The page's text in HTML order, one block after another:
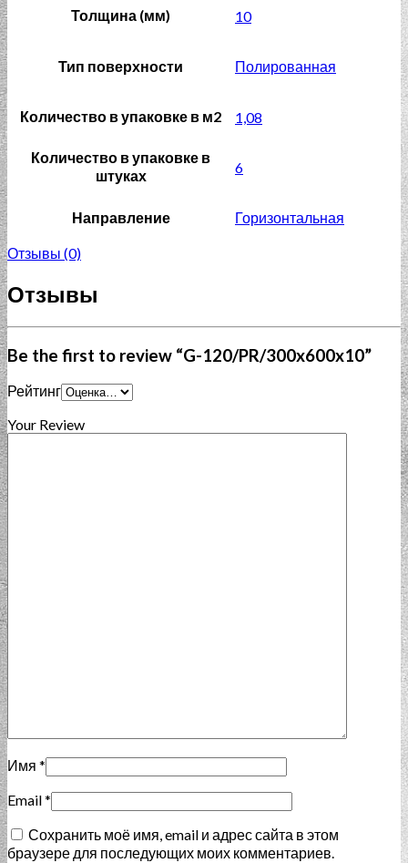
Толщина (мм) 10
Тип поверхности Полированная
Количество в упаковке в м2 1,08
Количество в упаковке в
штуках
6
Направление Горизонтальная
Отзывы (0)
Отзывы
Be the first to review “G-120/PR/300x600x10”
Рейтинг
Your Review
Имя *
Email*
Сохранить моё имя, email и адрес сайта в этом
браузере для последующих моих комментариев.